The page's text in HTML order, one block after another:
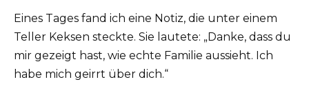
Eines Tages fand ich eine Notiz, die unter einem
Teller Keksen steckte. Sie lautete: „Danke, dass du
mir gezeigt hast, wie echte Familie aussieht. Ich
habe mich geirrt über dich.“